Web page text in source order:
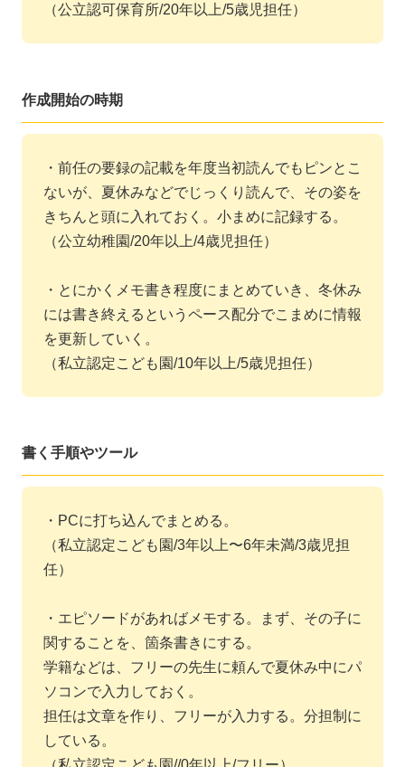
（公立認可保育所/20年以上/5歳児担任）
作成開始の時期
・前任の要録の記載を年度当初読んでもピンとこ
ないが、夏休みなどでじっくり読んで、その姿を
きちんと頭に入れておく。小まめに記録する。
（公立幼稚園/20年以上/4歳児担任）
・とにかくメモ書き程度にまとめていき、冬休み
には書き終えるというペース配分でこまめに情報
を更新していく。
（私立認定こども園/10年以上/5歳児担任）
書く手順やツール
・PCに打ち込んでまとめる。
（私立認定こども園/3年以上〜6年未満/3歳児担
任）
・エピソードがあればメモする。まず、その子に
関することを、箇条書きにする。
学籍などは、フリーの先生に頼んで夏休み中にパ
ソコンで入力しておく。
担任は文章を作り、フリーが入力する。分担制に
している。